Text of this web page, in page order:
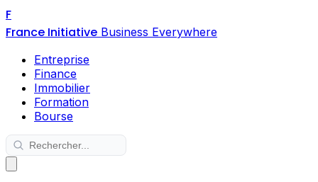
F
France Initiative Business Everywhere
Entreprise
Finance
Immobilier
Formation
Bourse